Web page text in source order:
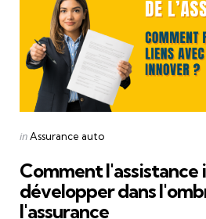
Posted
inAssurance auto
Comment l'assistance
développer dans
l'assurance